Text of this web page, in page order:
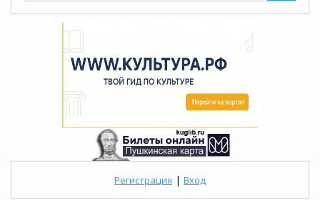
Регистрация | Вход